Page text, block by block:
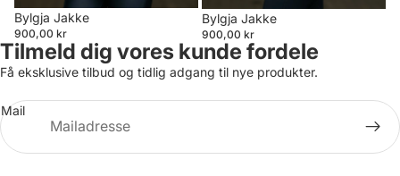
Bylgja Jakke
900,00 kr
Bylgja Jakke
900,00 kr
Tilmeld dig vores kunde fordele
Få eksklusive tilbud og tidlig adgang til nye produkter.
Mail